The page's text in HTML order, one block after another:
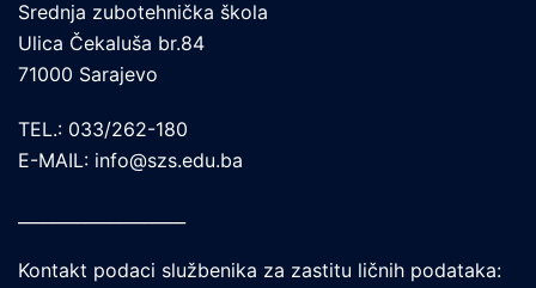
Srednja zubotehnička škola
Ulica Čekaluša br.84
71000 Sarajevo
TEL.: 033/262-180
E-MAIL: info@szs.edu.ba
Kontakt podaci službenika za zastitu ličnih podataka: